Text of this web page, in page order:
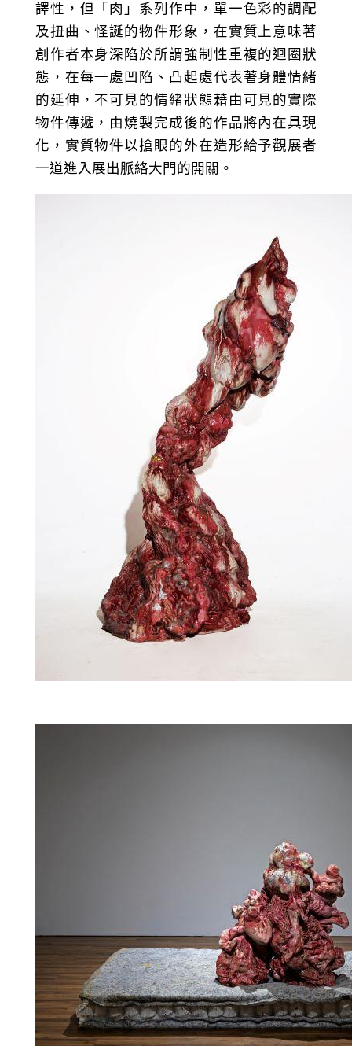
譯性，但「肉」系列作中，單一色彩的調配
及扭曲、怪誕的物件形象，在實質上意味著
創作者本身深陷於所謂強制性重複的迴圈狀
態，在每一處凹陷、凸起處代表著身體情緒
的延伸，不可見的情緒狀態藉由可見的實際
物件傳遞，由燒製完成後的作品將內在具現
化，實質物件以搶眼的外在造形給予觀展者
一道進入展出脈絡大門的開關。